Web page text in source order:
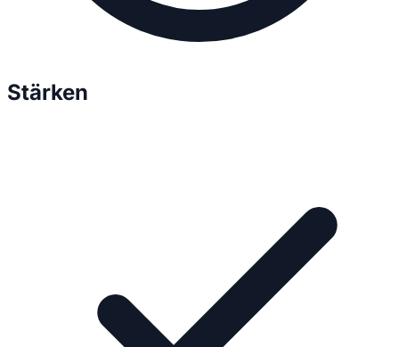
Stärken